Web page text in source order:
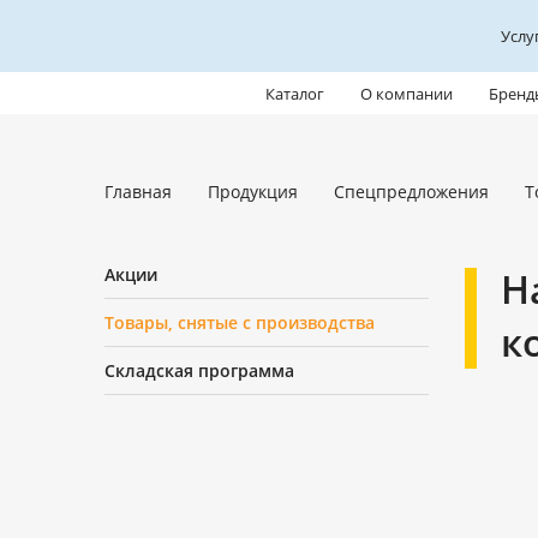
Каталог О компании
Главная Продукция Спецпредложения
Акции
Товары, снятые с производства
Складская программа